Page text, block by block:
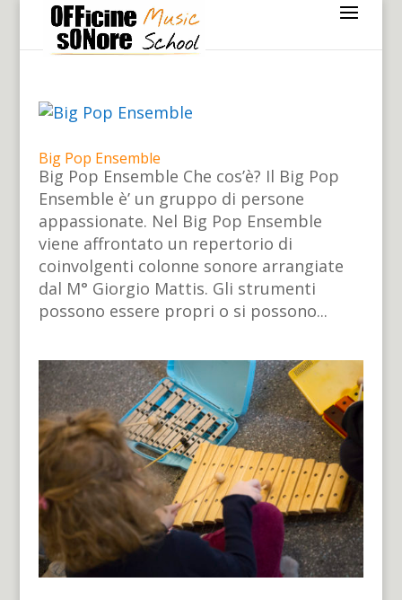
Big Pop Ensemble
Big Pop Ensemble Che cos’è? Il Big Pop
Ensemble è’ un gruppo di persone
appassionate. Nel Big Pop Ensemble
viene affrontato un repertorio di
coinvolgenti colonne sonore arrangiate
dal M° Giorgio Mattis. Gli strumenti
possono essere propri o si possono...